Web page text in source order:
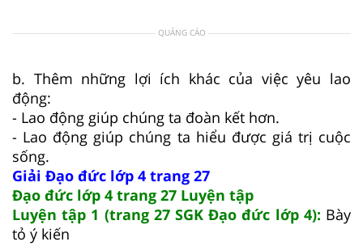
QUẢNG CÁO
b. Thêm những lợi ích khác của việc yêu lao
động:
- Lao động giúp chúng ta đoàn kết hơn.
- Lao động giúp chúng ta hiểu được giá trị cuộc
sống.
Giải Đạo đức lớp 4 trang 27
Đạo đức lớp 4 trang 27 Luyện tập
Luyện tập 1 (trang 27 SGK Đạo đức lớp 4): Bày
tỏ ý kiến